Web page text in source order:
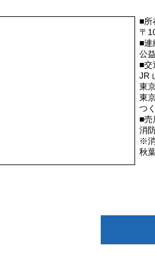
■所
〒
■連
公
■交
JR
東
東
つ
■売
消
※
秋